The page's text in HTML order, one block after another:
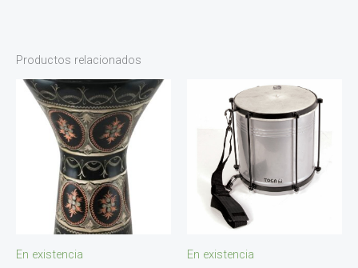
Productos relacionados
En existencia En existencia